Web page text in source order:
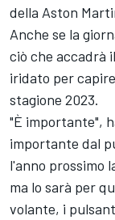
della Aston
Anche se la
ciò che accadrà
iridato per
stagione 2023.
"È importante",
importante dal
l'anno prossimo
ma lo sarà per
volante, i